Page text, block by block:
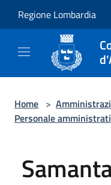
Regione Lombardia
Home >
Personale